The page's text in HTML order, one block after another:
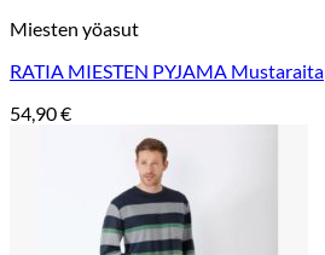
Miesten yöasut
RATIA MIESTEN PYJAMA Mustaraita
54,90€